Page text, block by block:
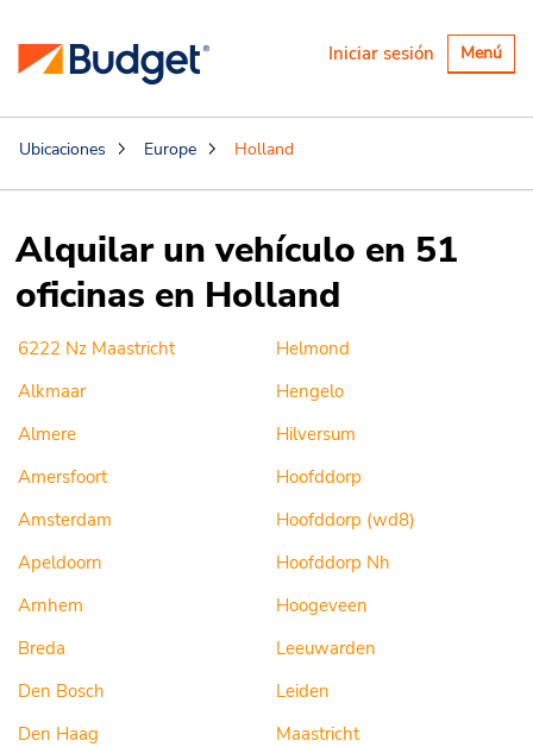
Alternar
Menú
Iniciar sesión
Ubicaciones Europe Holland
Alquilar un vehículo en 51
oficinas en Holland
6222 Nz Maastricht
Alkmaar
Almere
Amersfoort
Amsterdam
Apeldoorn
Arnhem
Breda
Den Bosch
Den Haag
Helmond
Hengelo
Hilversum
Hoofddorp
Hoofddorp (wd8)
Hoofddorp Nh
Hoogeveen
Leeuwarden
Leiden
Maastricht